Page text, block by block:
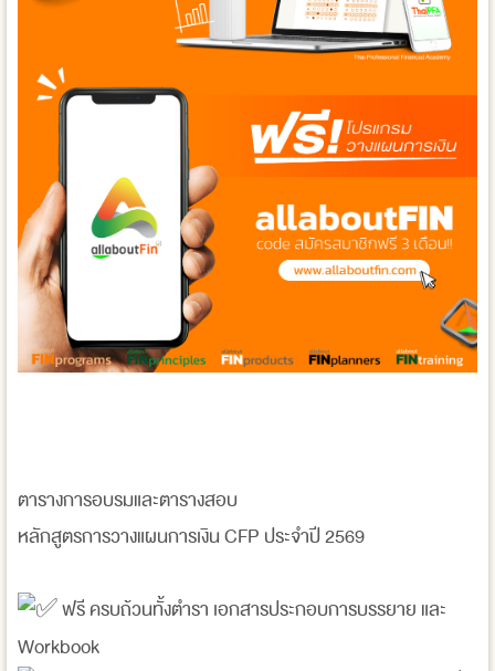
ตารางการอบรมและตารางสอบ
หลักสูตรการวางแผนการเงิน CFP ประจำปี 2569
ฟรี ครบถ้วนทั้งตำรา เอกสารประกอบการบรรยาย และ
Workbook